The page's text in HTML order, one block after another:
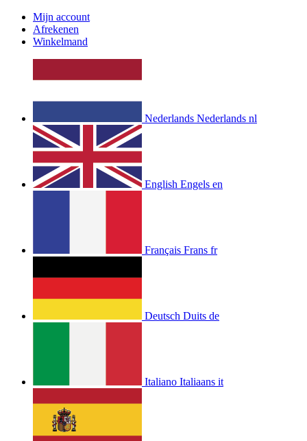
Mijn account
Afrekenen
Winkelmand
Nederlands Nederlands nl
English Engels en
Français Frans fr
Deutsch Duits de
Italiano Italiaans it